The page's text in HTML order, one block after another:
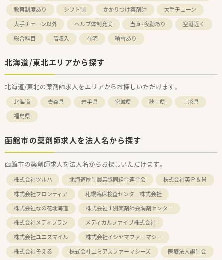
教育制度あり
シフト制 かかりつけ薬剤師
大手チェーン
大手チェーン以外
ヘルプ体制充実 当直・夜勤あり
空港近く
総合科目
高収入 在宅 積雪あり
北海道/東北エリアから探す
北海道/東北の薬剤師求人をエリアからお探しいただけます。
北海道 青森県 岩手県 宮城県 秋田県
山形県
福島県
函館市の薬剤師求人を法人名から探す
函館市の薬剤師求人を法人名からお探しいただけます。
株式会社ツルハ 北海道厚生農業協同組合連合会
株式会社英Ｐ＆Ｍ
株式会社フロンティア
札幌臨床検査センター株式会社
株式会社なの花北海道
株式会社士別薬剤師会調剤センター
株式会社メディプラン
メディカルファイブ株式会社
株式会社ユニスマイル
株式会社イシヤマファーマシー
株式会社そえる
株式会社エミアスファーマシーズ
医療法人讃生会